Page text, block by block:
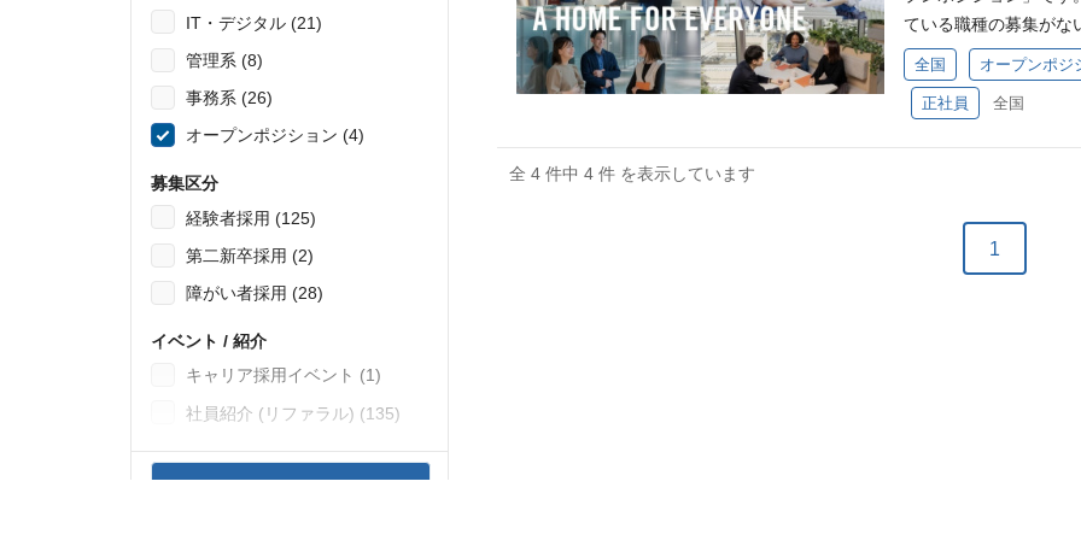
IT・デジタル (21)
管理系 (8)
事務系 (26)
オープンポジション (4)
募集区分
経験者採用 (125)
第二新卒採用 (2)
障がい者採用 (28)
イベント / 紹介
キャリア採用イベント (1)
社員紹介 (リファラル) (135)
ビジネスプロセスを
な働き方 ・・・リモ
（コアタイムなし）
ながら、柔軟な働き
ntry/2024/02/13/
で、組織変革やエンジ
続ける組織で、新し
rate/recruit/interview/
view/ng014/ 求める経
できる方 リーダーシ
に興味がある方 ※要普
いたい 営業としてよ
いたい 自分らしいワ
入社後もスキルアップ
ラン社員も多く在籍し
きる環境です。 幅広
も様々ですが、中に
ー・コンプレッサーな
レックスタイム制 ・
繕対応、日々の保全
ている職種の募集がな
は、こちらからエント
上、適するポジション
す。 ※エントリーいた
・商品設計 ・品質保
ネージャー候補 (変更
全国 オープンポジ
正社員 全国
全 4 件中 4 件 を表示しています
1